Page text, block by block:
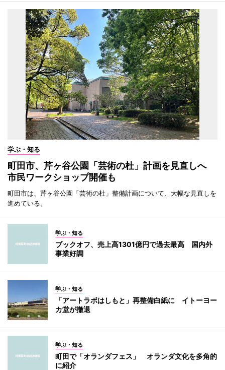
学ぶ・知る
町田市、芹ヶ谷公園「芸術の杜」計画を見直しへ
市民ワークショップ開催も
町田市は、芹ヶ谷公園「芸術の杜」整備計画について、大幅な見直しを
進めている。
学ぶ・知る
ブックオフ、売上高1301億円で過去最高 国内外
事業好調
学ぶ・知る
「アートラボはしもと」再整備白紙に イトーヨー
カ堂が撤退
学ぶ・知る
町田で「オランダフェス」 オランダ文化を多角的
に紹介